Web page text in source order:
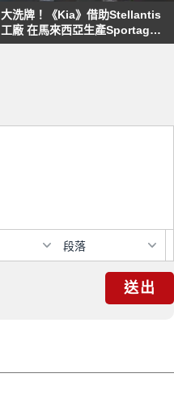
大洗牌！《Kia》借助Stellantis
工廠 在馬來西亞生產Sportage
與Carnival
段落
送出